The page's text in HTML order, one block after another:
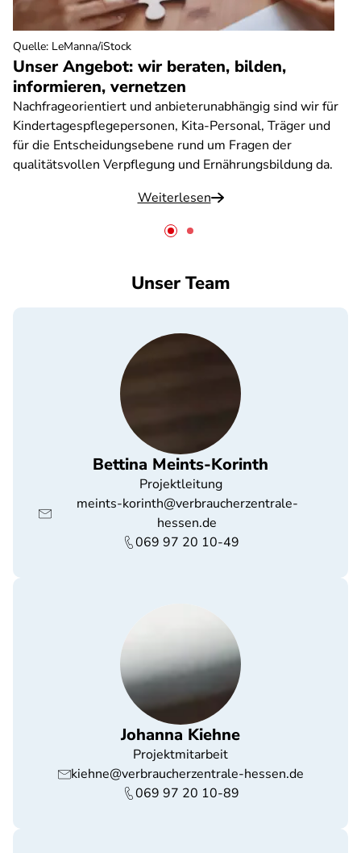
Unser Angebot: wir beraten, bilden,
informieren, vernetzen
Nachfrageorientiert und anbieterunabhängig sind wir für
Kindertagespflegepersonen, Kita-Personal, Träger und
für die Entscheidungsebene rund um Fragen der
qualitätsvollen Verpflegung und Ernährungsbildung da.
Weiterlesen
Quelle: LeManna/iStock
Unser Team
Bettina Meints-Korinth
Projektleitung
meints-korinth@verbraucherzentrale-
hessen.de
069 97 20 10-49
Johanna Kiehne
Projektmitarbeit
kiehne@verbraucherzentrale-hessen.de
069 97 20 10-89